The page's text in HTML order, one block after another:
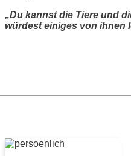
„Du kannst die Tiere und
würdest einiges von ihnen